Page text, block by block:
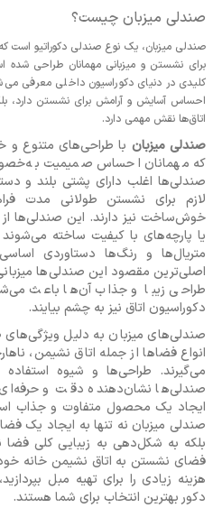
صندلی میزبان چیست؟
صندلی میزبان، یک نوع صندلی دکوراتیو است
برای نشستن و میزبانی مهمانان طراحی
کلیدی در دنیای دکوراسیون داخلی معرفی
احساس آسایش و آرامش برای نشستن دارد،
اتاق‌ها نقش مهمی دارد.
صندلی میزبان با طراحی‌های متنوع و
که مهمانان احساس صمیمیت
صندلی‌ها اغلب دارای پشتی بلند و
لازم برای نشستن طولانی مدت
خوش‌ساخت نیز دارند. این صندلی‌ها
یا پارچه‌های با کیفیت ساخته
متریال‌ها و رنگ‌ها دستاوردی
اصلی‌ترین مقصود این صندلی‌ها
طراحی زیبا و جذاب آن‌ها باعث
دکوراسیون اتاق نیز به چشم بیایند.
صندلی‌های میزبان به دلیل ویژگی‌های
انواع فضاها از جمله اتاق نشیمن،
می‌گیرند. طراحی‌ها و شیوه
صندلی‌ها نشان‌دهنده دقت و حرفه‌ای
ایجاد یک محصول متفاوت و جذاب
صندلی میزبان نه تنها به ایجاد یک
بلکه به شکل‌دهی به زیبایی کلی فضا
فضای نشستن به اتاق نشیمن خانه
هزینه زیادی را برای تهیه مبل
دکور بهترین انتخاب برای شما هستند.